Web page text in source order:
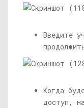
Введите
Когда
доступ,